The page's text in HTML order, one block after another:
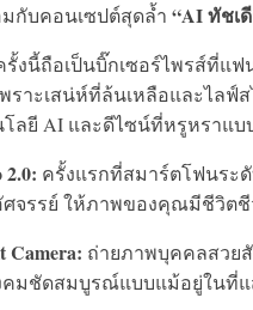
กับคอนเซปต์สุดล้ำ “AI ทัชเ
งนี้ถือเป็นบิ๊กเซอร์ไพรส์ที่แฟ
พราะเสน่ห์ที่ล้นเหลือและไลฟ์
ลยี AI และดีไซน์ที่หรูหราแ
2.0: ครั้งแรกที่สมาร์ตโฟนระ
จรรย์ ให้ภาพของคุณมีชีวิตชี
Camera: ถ่ายภาพบุคคลสวย
มชัดสมบูรณ์แบบแม้อยู่ในที่แ